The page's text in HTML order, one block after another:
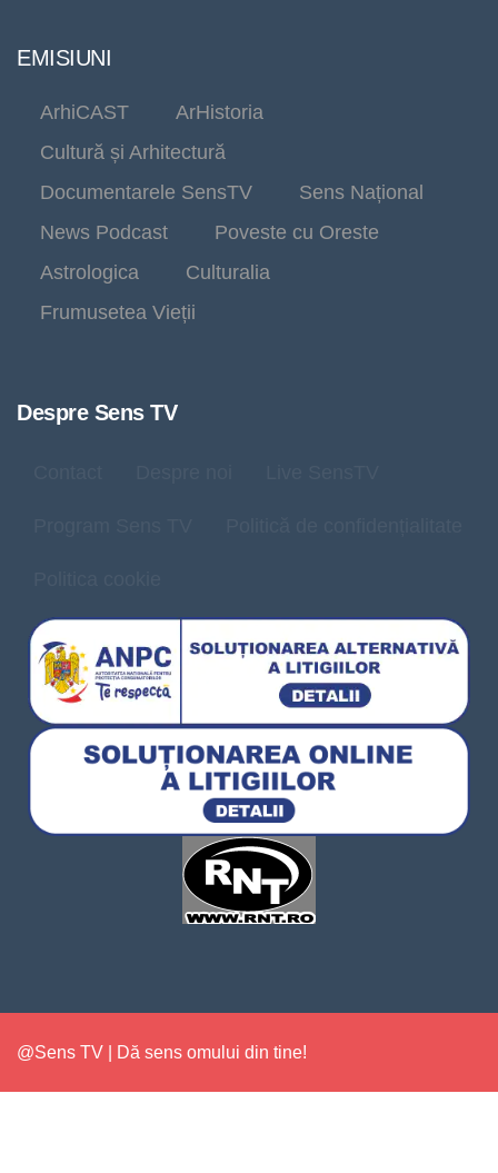
EMISIUNI
ArhiCAST
ArHistoria
Cultură și Arhitectură
Documentarele SensTV
Sens Național
News Podcast
Poveste cu Oreste
Astrologica
Culturalia
Frumusetea Vieții
Despre Sens TV
@Sens TV | Dă sens omului din tine!